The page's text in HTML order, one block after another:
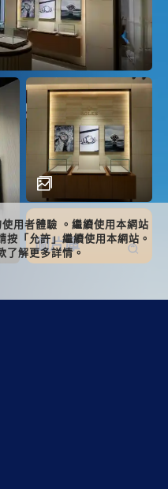
用者體驗 。繼續使用本網站
「允許」繼續使用本網站。
了解更多詳情。
圖片庫